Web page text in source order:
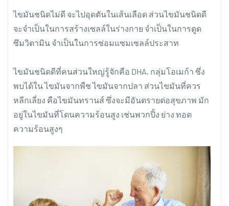
ไขมันชนิดไม่ดี จะไปอุดตันในเส้นเลือด ส่วนไขมันชนิดดี
จะจำเป็นในการสร้างเซลล์ในร่างกาย จำเป็นในการดูด
ซึมวิตามิน จำเป็นในการซ่อมแซมเซลล์ประสาท
ไขมันชนิดดีที่คนส่วนใหญ่รู้จักคือ DHA, กลุ่มโอเมก้า ซึ่ง
พบได้ใน ไขมันจากพืช ไขมันจากปลา ส่วนไขมันที่ควร
หลีกเลี่ยง คือไขมันทรานส์ ซึ่งจะมีอันตรายต่อสุขภาพ มัก
อยู่ในไขมันที่โดนความร้อนสูง เช่นพวกปิ้ง ย่าง ทอด
ความร้อนสูงๆ